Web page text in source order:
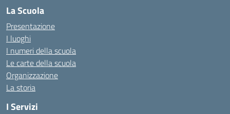
La Scuola
Presentazione
I luoghi
I numeri della scuola
Le carte della scuola
Organizzazione
La storia
I Servizi